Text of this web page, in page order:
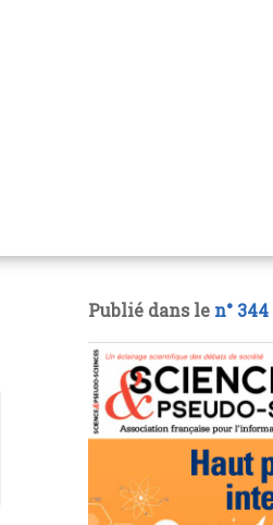
Publié dans le n° 344